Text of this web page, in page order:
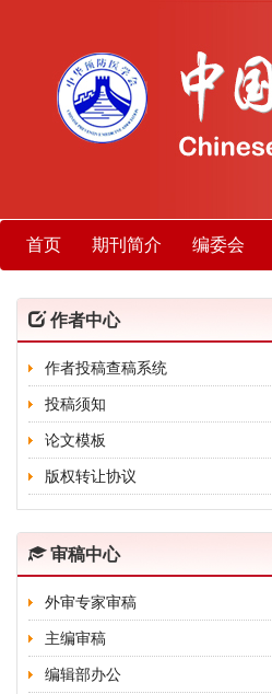
首页 期刊简介 编委会
作者中心
作者投稿查稿系统
投稿须知
论文模板
版权转让协议
审稿中心
外审专家审稿
主编审稿
编辑部办公